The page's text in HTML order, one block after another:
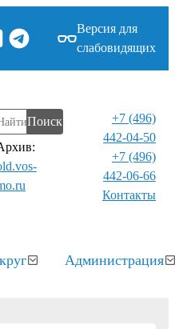
Версия для
слабовидящих
Поиск
+7 (496)
442-04-50
+7 (496)
442-06-66
Контакты⁠
Администрация